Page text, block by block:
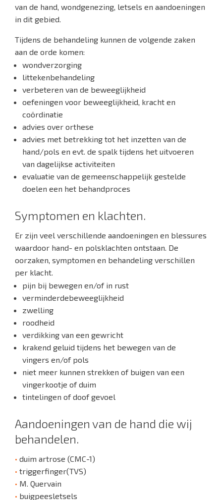
van de hand, wondgenezing, letsels en aandoeningen
in dit gebied.
Tijdens de behandeling kunnen de volgende zaken
aan de orde komen:
wondverzorging
littekenbehandeling
verbeteren van de beweeglijkheid
oefeningen voor beweeglijkheid, kracht en
coördinatie
advies over orthese
advies met betrekking tot het inzetten van de
hand/pols en evt. de spalk tijdens het uitvoeren
van dagelijkse activiteiten
evaluatie van de gemeenschappelijk gestelde
doelen een het behandproces
Symptomen en klachten.
Er zijn veel verschillende aandoeningen en blessures
waardoor hand- en polsklachten ontstaan. De
oorzaken, symptomen en behandeling verschillen
per klacht.
pijn bij bewegen en/of in rust
verminderdebeweeglijkheid
zwelling
roodheid
verdikking van een gewricht
krakend geluid tijdens het bewegen van de
vingers en/of pols
niet meer kunnen strekken of buigen van een
vingerkootje of duim
tintelingen of doof gevoel
Aandoeningen van de hand die wij
behandelen.
• duim artrose (CMC-1)
• triggerfinger(TVS)
• M. Quervain
• buigpeesletsels